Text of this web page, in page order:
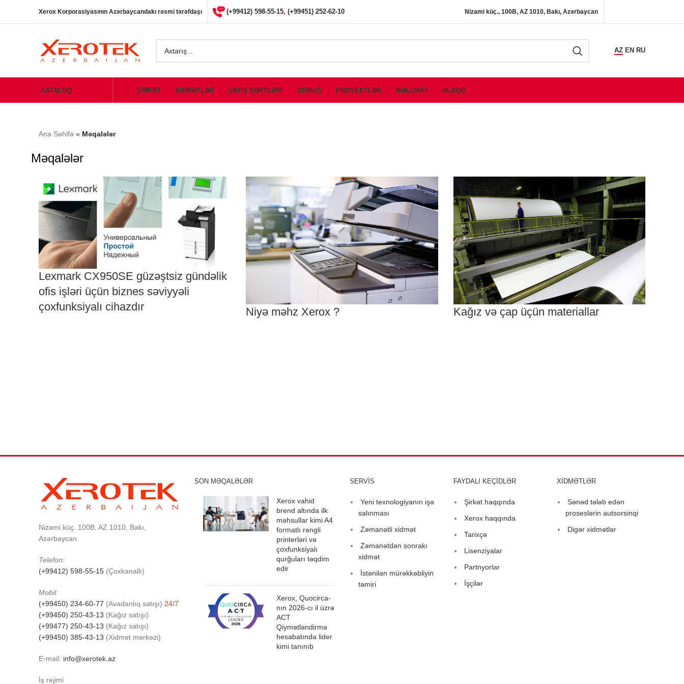
Xerox Korporasiyasının Azərbaycandakı rəsmi tərəfdaşı (+99412) 598-55-15, (+99451) 252-62-10 Nizami küç., 100B, AZ 1010, Bakı, Azərbaycan
AZ EN RU
KATALOQ ŞİRKƏT XİDMƏTLƏR SATIŞ ŞƏRTLƏRİ SERVİS PROYEKTLƏR MƏLUMAT ƏLAQƏ
Ana Səhifə » Məqalələr
Məqalələr
Lexmark CX950SE güzəştsiz gündəlik
ofis işləri üçün biznes səviyyəli
çoxfunksiyalı cihazdır
Niyə məhz Xerox ? Kağız və çap üçün materiallar
Nizami küç. 100B, AZ 1010, Bakı,
Azərbaycan
Telefon:
(+99412) 598-55-15 (Çoxkanallı)
Mobil:
(+99450) 234-60-77 (Avadanlıq satışı) 24/7
(+99450) 250-43-13 (Kağız satışı)
(+99477) 250-43-13 (Kağız satışı)
(+99450) 385-43-13 (Xidmət mərkəzi)
E-mail: info@xerotek.az
İş rejimi
SON MƏQALƏLƏR
Xerox vahid
brend altında ilk
məhsullar kimi A4
formatlı rəngli
printerləri və
çoxfunksiyalı
qurğuları təqdim
edir
Xerox, Quocirca-
nın 2026-cı il üzrə
ACT
Qiymətləndirmə
hesabatında lider
kimi tanınıb
SERVİS
Yeni texnologiyanın işə
salınması
Zəmanətli xidmət
Zəmanətdən sonrakı
xidmət
İstənilən mürəkkəbliyin
təmiri
FAYDALI KEÇİDLƏR
Şirkət haqqında
Xerox haqqında
Tarixçə
Lisenziyalar
Partnyorlar
İşçilər
XİDMƏTLƏR
Sənəd tələb edən
proseslərin autsorsinqi
Digər xidmətlər